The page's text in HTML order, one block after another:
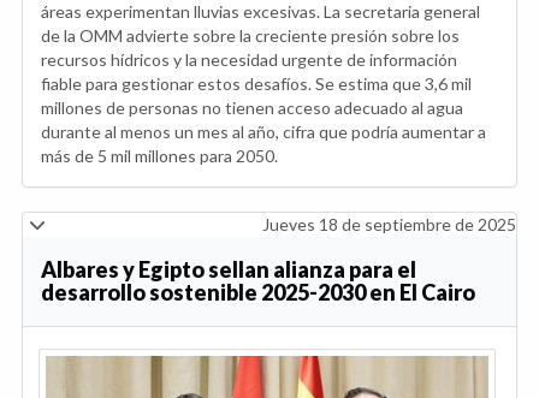
áreas experimentan lluvias excesivas. La secretaria general
de la OMM advierte sobre la creciente presión sobre los
recursos hídricos y la necesidad urgente de información
fiable para gestionar estos desafíos. Se estima que 3,6 mil
millones de personas no tienen acceso adecuado al agua
durante al menos un mes al año, cifra que podría aumentar a
más de 5 mil millones para 2050.
Jueves 18 de septiembre de 2025
Albares y Egipto sellan alianza para el
desarrollo sostenible 2025-2030 en El Cairo